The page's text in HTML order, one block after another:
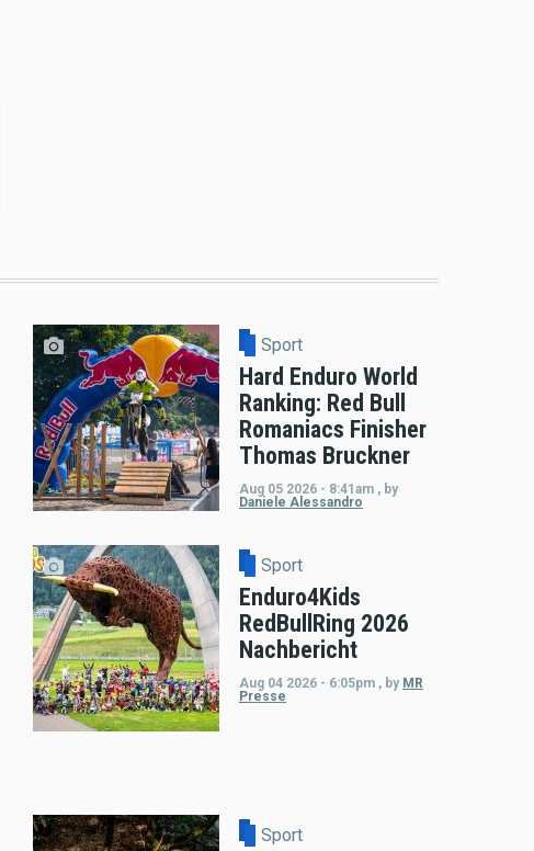
Sport
Hard Enduro World
Ranking: Red Bull
Romaniacs Finisher
Thomas Bruckner
Aug 05 2026 - 8:41am , by
Daniele Alessandro
Sport
Enduro4Kids
RedBullRing 2026
Nachbericht
Aug 04 2026 - 6:05pm , by MR
Presse
Sport